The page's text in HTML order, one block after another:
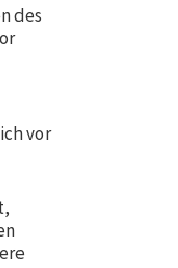
des
vor